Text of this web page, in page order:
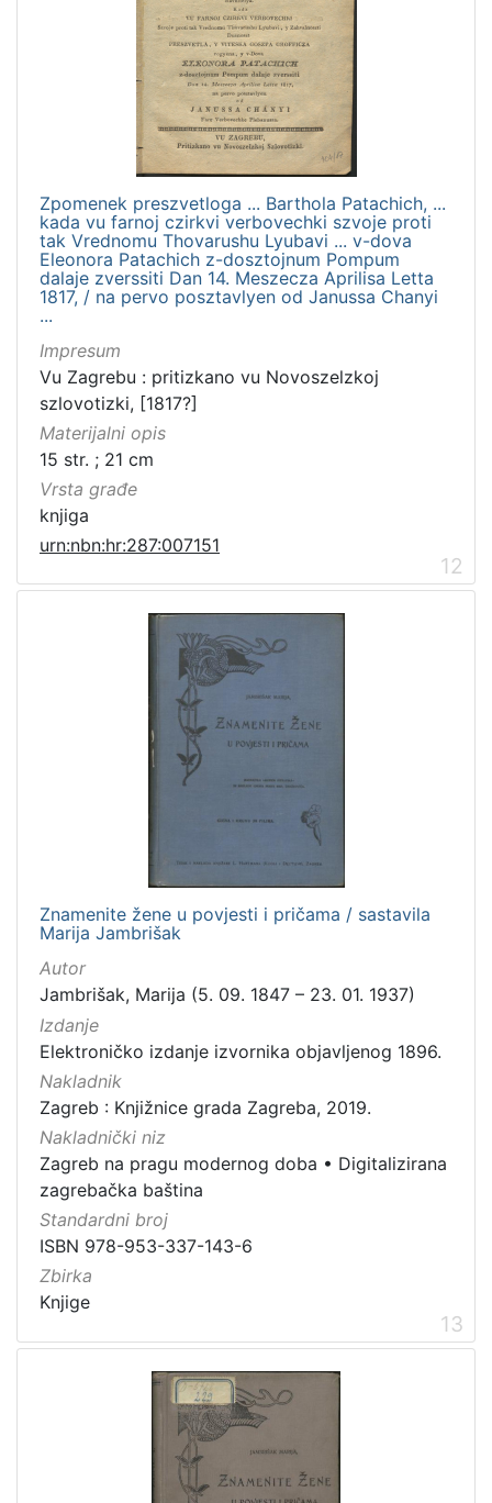
Zpomenek preszvetloga ... Barthola Patachich, ...
kada vu farnoj czirkvi verbovechki szvoje proti
tak Vrednomu Thovarushu Lyubavi ... v-dova
Eleonora Patachich z-dosztojnum Pompum
dalaje zverssiti Dan 14. Meszecza Aprilisa Letta
1817, / na pervo posztavlyen od Janussa Chanyi
...
Impresum
Vu Zagrebu : pritizkano vu Novoszelzkoj
szlovotizki, [1817?]
Materijalni opis
15 str. ; 21 cm
Vrsta građe
knjiga
urn:nbn:hr:287:007151
12
Znamenite žene u povjesti i pričama / sastavila
Marija Jambrišak
Autor
Jambrišak, Marija (5. 09. 1847 – 23. 01. 1937)
Izdanje
Elektroničko izdanje izvornika objavljenog 1896.
Nakladnik
Zagreb : Knjižnice grada Zagreba, 2019.
Nakladnički niz
Zagreb na pragu modernog doba • Digitalizirana
zagrebačka baština
Standardni broj
ISBN 978-953-337-143-6
Zbirka
Knjige
13